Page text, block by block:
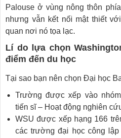
Palouse ở vùng nông thôn
nhưng vẫn kết nối mật thiết
quan nơi nó tọa lạc.
Lí do lựa chọn
điểm đến du học
Tại sao bạn nên chọn Đại học
Trường được xếp vào
tiến sĩ – Hoạt động nghiên
WSU được xếp hạng 166
các trường đại học công